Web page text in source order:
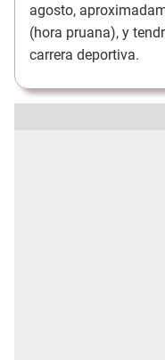
agosto,
(hora pruana), y
carrera deportiva.